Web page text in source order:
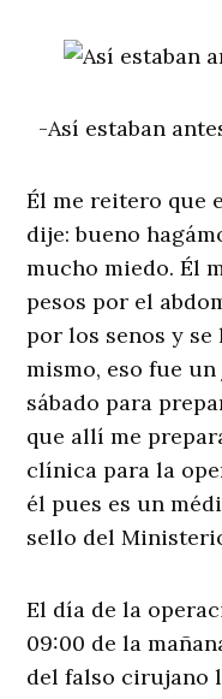
-Así estaban
Él me reitero que
dije: bueno
mucho miedo. Él
pesos por el
por los senos y
mismo, eso fue
sábado para
que allí me
clínica para la
él pues es un
sello del
El día de la
09:00 de la
del falso cirujano